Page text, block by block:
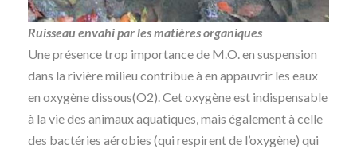
Ruisseau envahi par les matières organiques
Une présence trop importance de M.O. en suspension
dans la rivière milieu contribue à en appauvrir les eaux
en oxygène dissous(O2). Cet oxygène est indispensable
à la vie des animaux aquatiques, mais également à celle
des bactéries aérobies (qui respirent de l’oxygène) qui